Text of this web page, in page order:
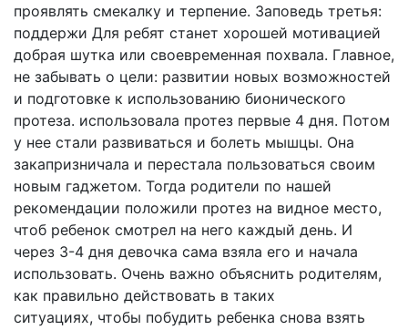
проявлять смекалку и терпение. Заповедь третья:
поддержи Для ребят станет хорошей мотивацией
добрая шутка или своевременная похвала. Главное,
не забывать о цели: развитии новых возможностей
и подготовке к использованию бионического
протеза. использовала протез первые 4 дня. Потом
у нее стали развиваться и болеть мышцы. Она
закапризничала и перестала пользоваться своим
новым гаджетом. Тогда родители по нашей
рекомендации положили протез на видное место,
чтоб ребенок смотрел на него каждый день. И
через 3-4 дня девочка сама взяла его и начала
использовать. Очень важно объяснить родителям,
как правильно действовать в таких
ситуациях, чтобы побудить ребенка снова взять